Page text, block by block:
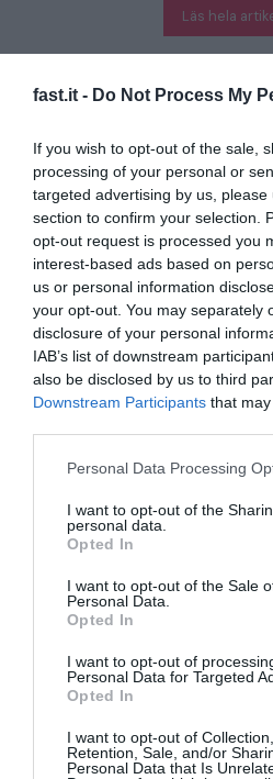
fast.it - Do Not Process My
If you wish to opt-out of the sale,
processing of your personal or
targeted advertising by us,
section to confirm your selection.
opt-out request is processed you
interest-based ads based on
us or personal information
your opt-out. You may separately
disclosure of your personal
IAB’s list of downstream
also be disclosed by us to third
Downstream Participants that
Personal Data Processing
I want to opt-out of the
personal data.
Opted In
I want to opt-out of the Sale
Personal Data.
Opted In
I want to opt-out of
Personal Data for Targeted
Opted In
I want to opt-out of
Retention, Sale, and/or
Personal Data that Is
Läs hela
Experter: Här är formeln för att bli
Relaterad
2025 blir bästa
1 år sedan
Chatta med
du ska byta jobb
621
När arbetsglöden
Trendigt
Populär